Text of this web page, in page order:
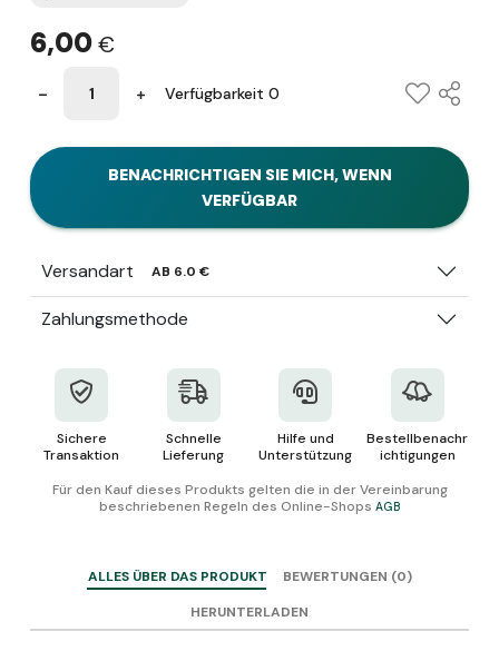
6,00€
Verfügbarkeit 0
BENACHRICHTIGEN SIE MICH, WENN
VERFÜGBAR
Versandart AB 6.0 €
Zahlungsmethode
Sichere
Transaktion
Schnelle
Lieferung
Hilfe und
Unterstützung
Bestellbenachr
ichtigungen
Für den Kauf dieses Produkts gelten die in der Vereinbarung
beschriebenen Regeln des Online-Shops AGB
ALLES ÜBER DAS PRODUKT
BEWERTUNGEN (0)
HERUNTERLADEN